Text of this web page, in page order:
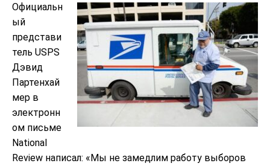
Официальн
ый
представи
тель USPS
Дэвид
Партенхай
мер в
электронн
ом письме
National
Review написал: «Мы не замедлим работу выборов